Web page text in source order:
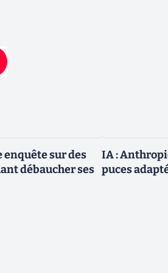
enquête sur des
débaucher ses
IA :
puces